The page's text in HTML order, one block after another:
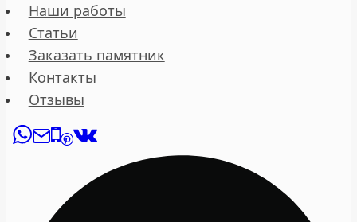
Наши работы
Статьи
Заказать памятник
Контакты
Отзывы